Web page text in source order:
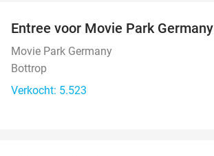
Entree voor Movie Park Germany
Movie Park Germany
Bottrop
Verkocht: 5.523